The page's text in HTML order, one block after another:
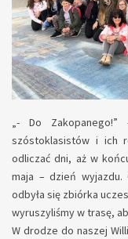
„- Do
szóstoklasistów i ich
odliczać dni, aż w
maja – dzień wyjazdu.
odbyła się zbiórka
wyruszyliśmy w trasę,
W drodze do naszej